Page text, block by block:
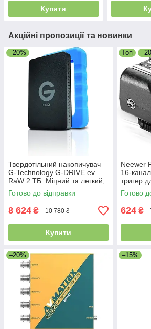
Купити
Акційні пропозиції та новинки
–20%
Твердотільний накопичувач
G-Technology G-DRIVE ev
RaW 2 ТБ. Міцний та легкий,
з захисним гумовим
бампером, USB 3.0. Уцінка
Готово до відправки
8 624 ₴ 10 780 ₴
Купити
Топ
Neewer
тригер
радіус
Готово
624 ₴
–20% –15%